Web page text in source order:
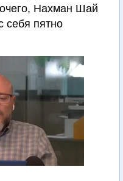
Нахман Шай
себя пятно